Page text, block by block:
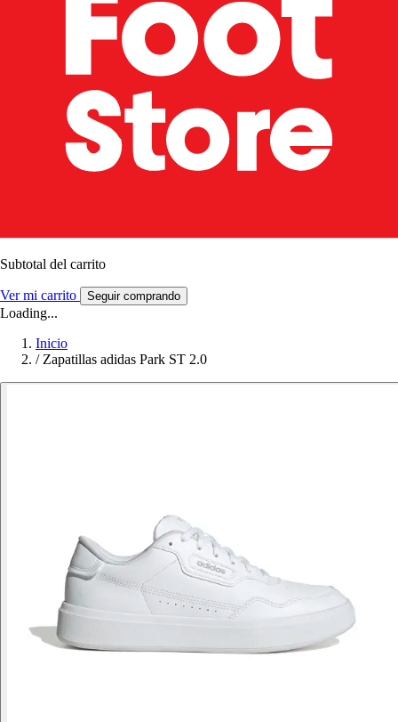
Subtotal del carrito
Ver mi carrito Seguir comprando
Loading...
Inicio
/ Zapatillas adidas Park ST 2.0